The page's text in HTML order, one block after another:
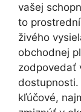
vašej
to
živého
obchodnej
zodpovedať
dostupnosti.
kľúčové,